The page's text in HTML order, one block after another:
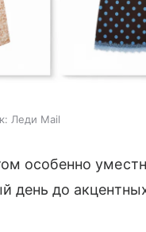
Леди Mail
особенно
день до